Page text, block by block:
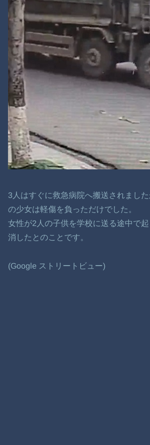
3人はすぐに救急病院へ搬送されまし
の少女は軽傷を負っただけでした。
女性が2人の子供を学校に送る途中で
消したとのことです。
(Google ストリートビュー)